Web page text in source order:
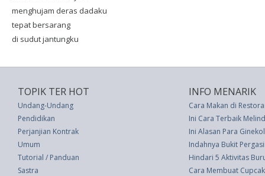
menghujam deras dadaku
tepat bersarang
di sudut jantungku
TOPIK TER HOT
Undang-Undang
Pendidikan
Perjanjian Kontrak
Umum
Tutorial / Panduan
Sastra
INFO MENARIK
Cara Makan di
Ini Cara Terbaik
Ini Alasan Para
Indahnya Bukit
Hindari 5 Aktivitas
Cara Membuat